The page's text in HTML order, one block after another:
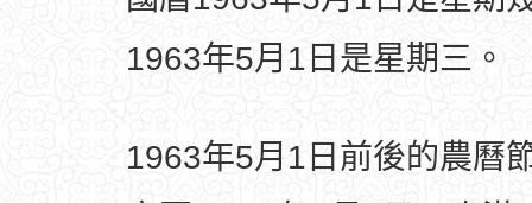
1963年5月1日是星期三。
1963年5月1日前後的農曆